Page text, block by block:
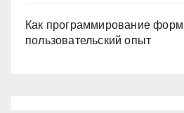
Как программирование
пользовательский опыт